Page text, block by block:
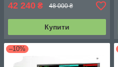
42 240 ₴ 48 000 ₴
Купити
–10%